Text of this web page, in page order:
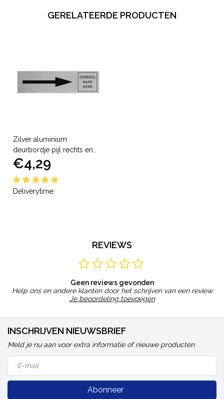
GERELATEERDE PRODUCTEN
Zilver aluminium
deurbordje pijl rechts en
symbool
€4,29
Deliverytime
REVIEWS
Geen reviews gevonden
Help ons en andere klanten door het schrijven van een review
Je beoordeling toevoegen
INSCHRIJVEN NIEUWSBRIEF
Meld je nu aan voor extra informatie of nieuwe producten
Abonneer